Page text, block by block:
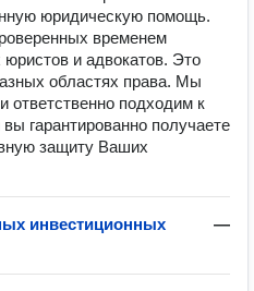
юридическую помощь.
временем
и адвокатов. Это
областях права. Мы
ответственно подходим к
гарантированно получаете
защиту Ваших
инвестиционных
—